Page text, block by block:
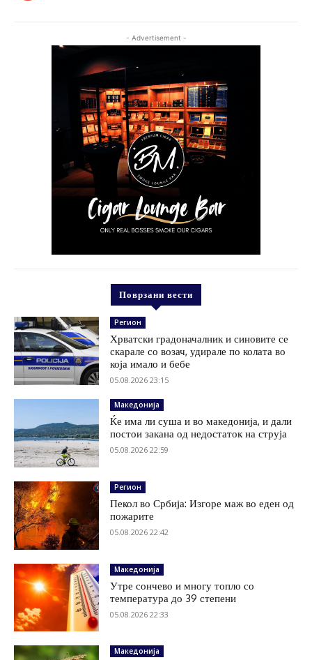
- Advertisement -
Поврзани вести
Регион
Хрватски градоначалник и синовите се
скарале со возач, удирале по колата во
која имало и бебе
05.08.2026 23:15
Македонија
Ќе има ли суша и во македонија, и дали
постои закана од недостаток на струја
05.08.2026 22:59
Регион
Пекол во Србија: Изгоре маж во еден од
пожарите
05.08.2026 22:42
Македонија
Утре сончево и многу топло со
температура до 39 степени
05.08.2026 22:33
Македонија